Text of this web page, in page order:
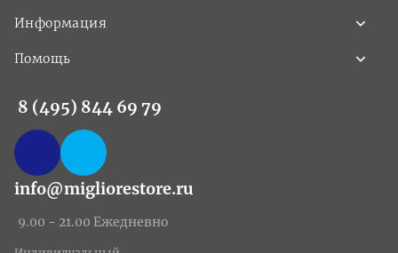
Информация
Помощь
8 (495) 844 69 79
info@migliorestore.ru
9.00 - 21.00 Ежедневно